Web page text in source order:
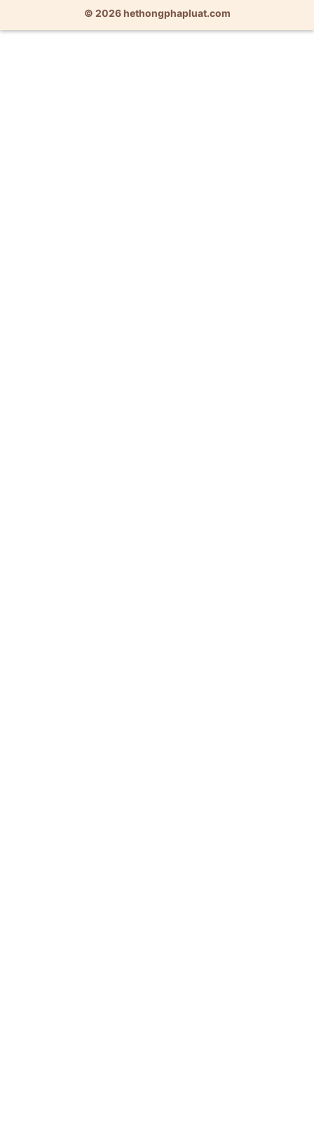
© 2026 hethongphapluat.com